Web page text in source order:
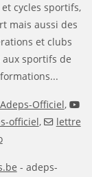
cycles sportifs,
mais aussi des
et clubs
aux sportifs de
Officiel,
officiel,
lettre
- adeps-